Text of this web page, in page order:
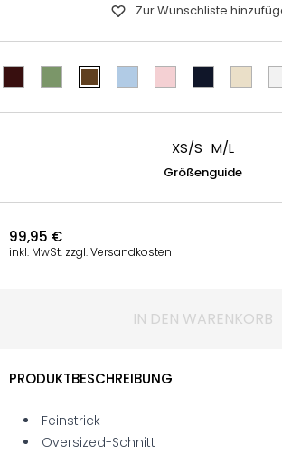
Zur Wunschliste
XS/S M/L
Größenguide
99,95 €
inkl. MwSt. zzgl. Versandkosten
IN DEN WARENKORB
PRODUKTBESCHREIBUNG
Feinstrick
Oversized-Schnitt